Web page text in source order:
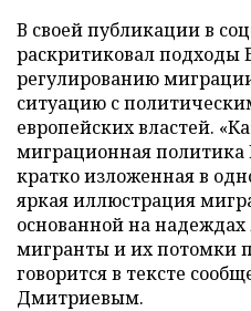
В своей публикации в
раскритиковал подходы
регулированию
ситуацию с
европейских властей.
миграционная
кратко изложенная в
яркая иллюстрация
основанной на надеждах
мигранты и их потомки
говорится в тексте
Дмитриевым.